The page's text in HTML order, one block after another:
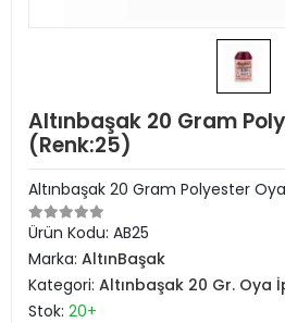
Altınbaşak 20 Gram
(Renk:25)
Altınbaşak 20 Gram Polyester
Ürün Kodu: AB25
Marka: AltınBaşak
Kategori: Altınbaşak 20 Gr. Oya
Stok: 20+